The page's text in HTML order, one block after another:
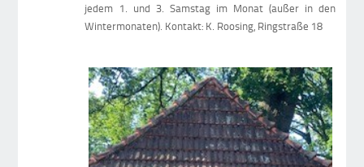
jedem 1. und 3. Samstag im Monat (außer in den
Wintermonaten). Kontakt: K. Roosing, Ringstraße 18